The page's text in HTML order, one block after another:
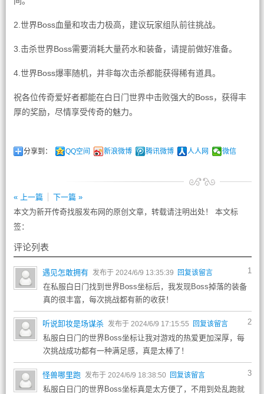
2.世界Boss血量和攻击力极高，建议玩家组队前往挑战。
3.击杀世界Boss需要消耗大量药水和装备，请提前做好准备。
4.世界Boss爆率随机，并非每次击杀都能获得稀有道具。
祝各位传奇爱好者都能在白日门世界中击败强大的Boss，获得丰
厚的奖励，尽情享受传奇的魅力。
分享到： QQ空间 新浪微博 腾讯微博 人人网 微信
« 上一篇
下一篇 »
本文为新开传奇找服发布网的原创文章，转载请注明出处！ 本文标
签：
评论列表
1
遇见怎敢拥有 发布于 2024/6/9 13:35:39 回复该留言
在私服白日门找到世界Boss坐标后，我发现Boss掉落的装备
真的很丰富，每次挑战都有新的收获！
2
听说卸妆是场谋杀 发布于 2024/6/9 17:15:55 回复该留言
私服白日门的世界Boss坐标让我对游戏的热爱更加深厚，每
次挑战成功都有一种满足感，真是太棒了！
3
怪兽哪里跑 发布于 2024/6/9 18:38:50 回复该留言
私服白日门的世界Boss坐标真是太方便了，不用到处乱跑就